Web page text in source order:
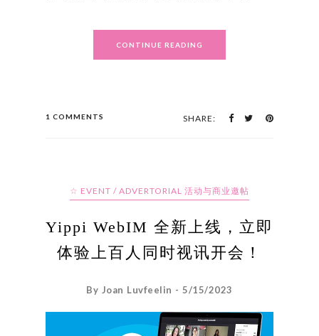
CONTINUE READING
1 COMMENTS SHARE:
☆ EVENT / ADVERTORIAL 活动与商业邀帖
Yippi WebIM 全新上线，立即
体验上百人同时视讯开会！
By Joan Luvfeelin - 5/15/2023